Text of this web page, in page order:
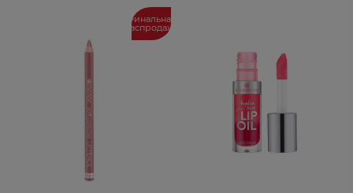
Финальная
распродажа